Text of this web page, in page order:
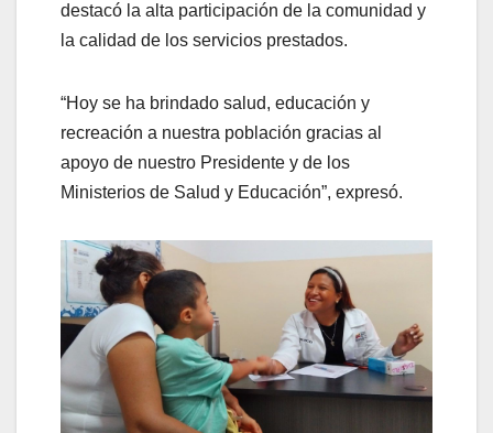
destacó la alta participación de la comunidad y
la calidad de los servicios prestados.
“Hoy se ha brindado salud, educación y
recreación a nuestra población gracias al
apoyo de nuestro Presidente y de los
Ministerios de Salud y Educación”, expresó.